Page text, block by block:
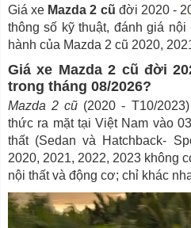
Giá xe Mazda 2 cũ đời 2020 -
thông số kỹ thuật, đánh giá
hành của Mazda 2 cũ 2020,
Giá xe Mazda 2 cũ đời
trong tháng 08/2026?
Mazda 2 cũ (2020 - T10/
thức ra mặt tại Việt Nam vào
thất (Sedan và Hatchback-
2020, 2021, 2022, 2023 không
nội thất và động cơ; chỉ khác